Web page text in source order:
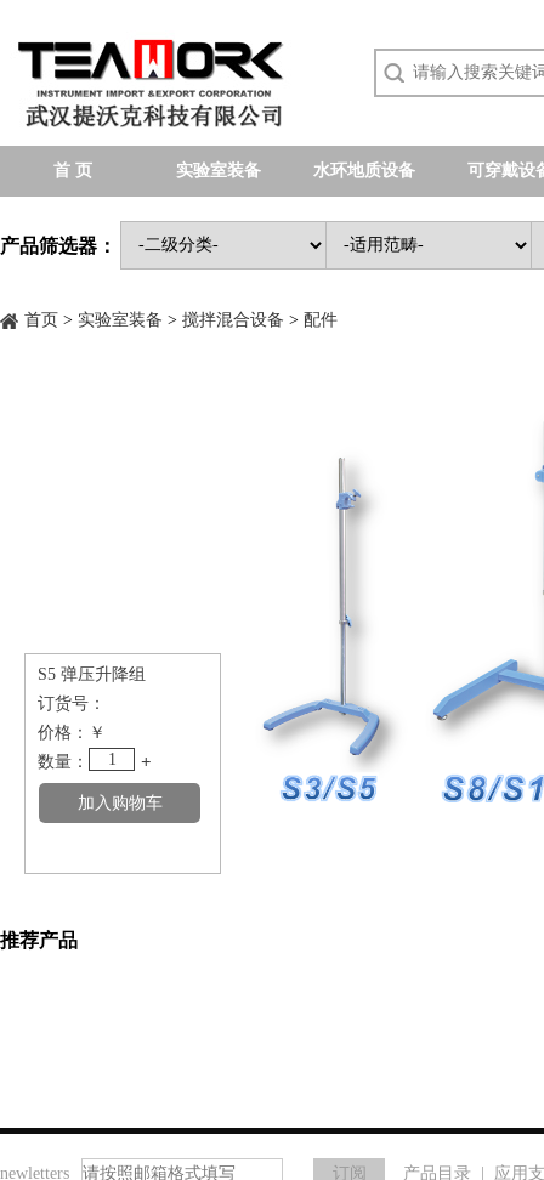
首 页 实验室装备 水环地质设备 可穿戴设
产品筛选器：
首页 > 实验室装备 > 搅拌混合设备 > 配件
S5 弹压升降组
订货号：
价格： ￥
数量：
1 +
推荐产品
newletters 产品目录
应用